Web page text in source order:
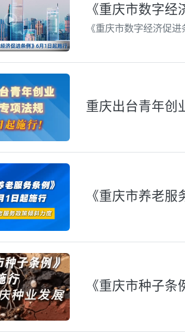
《重庆市数字
《重庆市数字经济促
重庆出台青年创
《重庆市养老
《重庆市种子